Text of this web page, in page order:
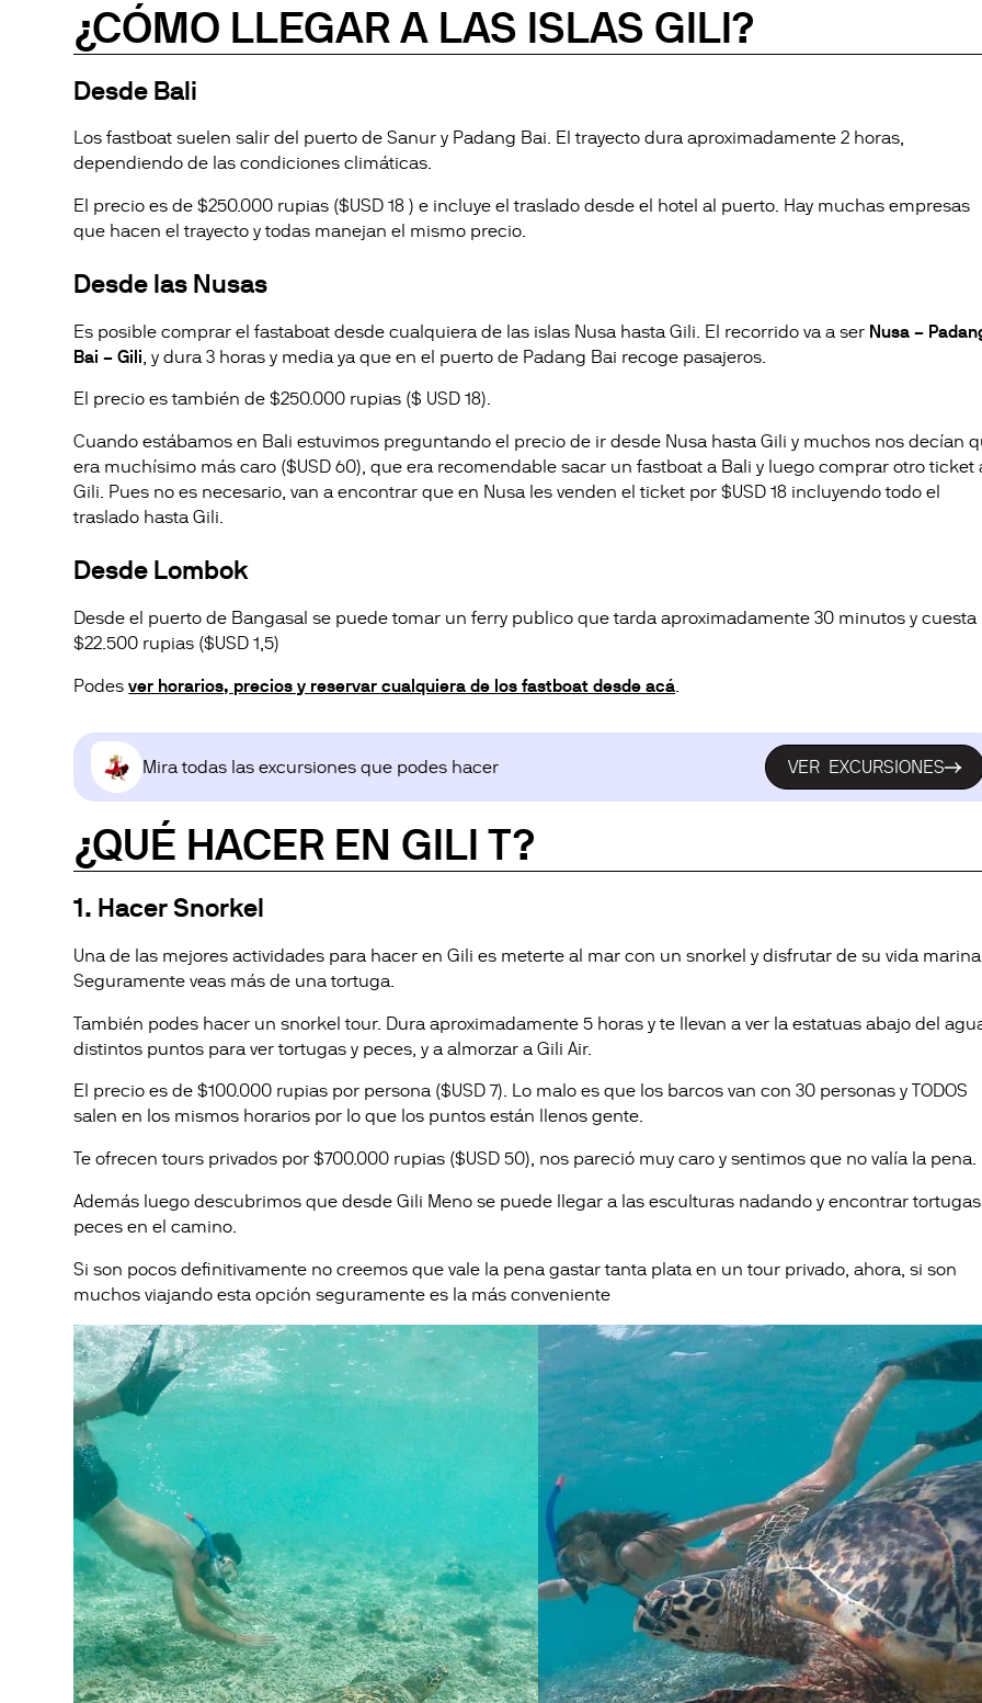
¿CÓMO LLEGAR A LAS ISLAS GILI?
Desde Bali
Los fastboat suelen salir del puerto de Sanur y Padang Bai. El trayecto dura aproximadamente 2 horas,
dependiendo de las condiciones climáticas.
El precio es de $250.000 rupias ($USD 18 ) e incluye el traslado desde el hotel al puerto. Hay muchas empresas
que hacen el trayecto y todas manejan el mismo precio.
Desde las Nusas
Es posible comprar el fastaboat desde cualquiera de las islas Nusa hasta Gili. El recorrido va a ser Nusa –
Bai – Gili , y dura 3 horas y media ya que en el puerto de Padang Bai recoge pasajeros.
El precio es también de $250.000 rupias ($ USD 18).
Cuando estábamos en Bali estuvimos preguntando el precio de ir desde Nusa hasta Gili y muchos nos decían
era muchísimo más caro ($USD 60), que era recomendable sacar un fastboat a Bali y luego comprar otro ticket
Gili. Pues no es necesario, van a encontrar que en Nusa les venden el ticket por $USD 18 incluyendo todo el
traslado hasta Gili.
Desde Lombok
Desde el puerto de Bangasal se puede tomar un ferry publico que tarda aproximadamente 30 minutos y cuesta
$22.500 rupias ($USD 1,5)
Podesver horarios, precios y reservar cualquiera de los fastboat desde acá
Mira todas las excursiones que podes hacer VER EXCURSIONES
¿QUÉ HACER EN GILI T?
1. Hacer Snorkel
Una de las mejores actividades para hacer en Gili es meterte al mar con un snorkel y disfrutar de su vida
Seguramente veas más de una tortuga.
También podes hacer un snorkel tour. Dura aproximadamente 5 horas y te llevan a ver la estatuas abajo del
distintos puntos para ver tortugas y peces, y a almorzar a Gili Air.
El precio es de $100.000 rupias por persona ($USD 7). Lo malo es que los barcos van con 30 personas y TODOS
salen en los mismos horarios por lo que los puntos están llenos gente.
Te ofrecen tours privados por $700.000 rupias ($USD 50), nos pareció muy caro y sentimos que no valía la pena.
Además luego descubrimos que desde Gili Meno se puede llegar a las esculturas nadando y encontrar
peces en el camino.
Si son pocos definitivamente no creemos que vale la pena gastar tanta plata en un tour privado, ahora, si son
muchos viajando esta opción seguramente es la más conveniente